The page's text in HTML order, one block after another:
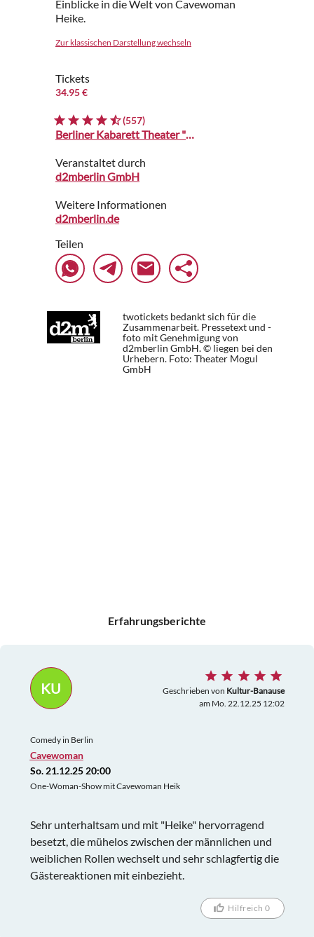
Einblicke in die Welt von Cavewoman
Heike.
Zur klassischen Darstellung wechseln
Tickets
34.95 €
(557)
Berliner Kabarett Theater "Die Wühlmäuse"
Veranstaltet durch
d2mberlin GmbH
Weitere Informationen
d2mberlin.de
Teilen
twotickets bedankt sich für die
Zusammenarbeit. Pressetext und -
foto mit Genehmigung von
d2mberlin GmbH. © liegen bei den
Urhebern. Foto: Theater Mogul
GmbH
Erfahrungsberichte
KU Geschrieben von Kultur-Banause
am Mo. 22.12.25 12:02
Comedy in Berlin
Cavewoman
So. 21.12.25 20:00
One-Woman-Show mit Cavewoman Heik
Sehr unterhaltsam und mit "Heike" hervorragend
besetzt, die mühelos zwischen der männlichen und
weiblichen Rollen wechselt und sehr schlagfertig die
Gästereaktionen mit einbezieht.
Hilfreich 0